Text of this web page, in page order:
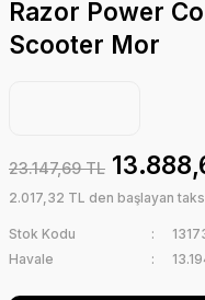
Razor Power
Scooter Mor
23.147,69 TL
2.017,32 TL den başlayan
Stok Kodu
Havale